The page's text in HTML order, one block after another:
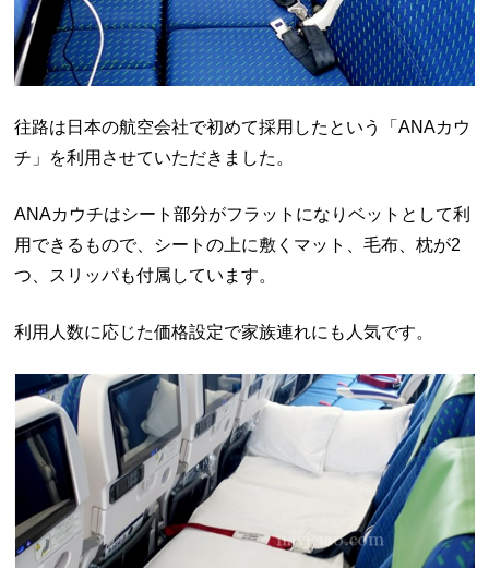
往路は日本の航空会社で初めて採用したという「ANAカウ
チ」を利用させていただきました。
ANAカウチはシート部分がフラットになりベットとして利
用できるもので、シートの上に敷くマット、毛布、枕が2
つ、スリッパも付属しています。
利用人数に応じた価格設定で家族連れにも人気です。